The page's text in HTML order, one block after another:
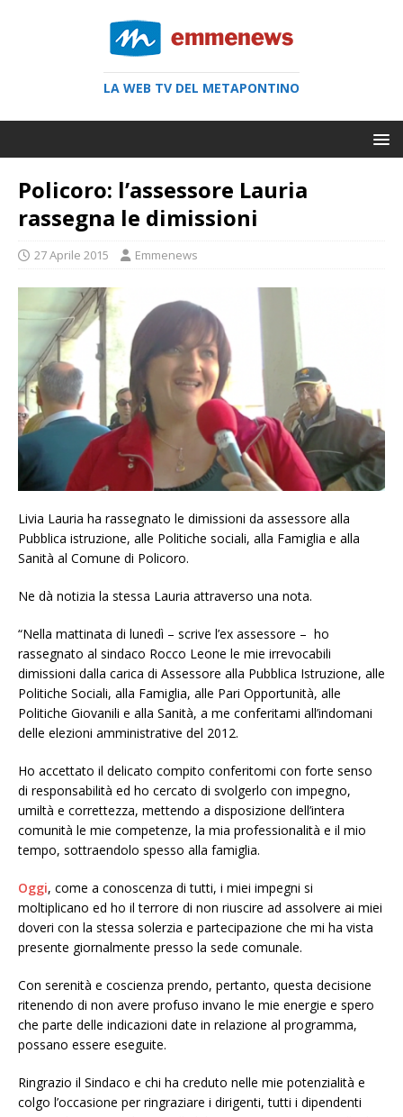
LA WEB TV DEL METAPONTINO
Policoro: l’assessore Lauria
rassegna le dimissioni
27 Aprile 2015 Emmenews
Livia Lauria ha rassegnato le dimissioni da assessore alla
Pubblica istruzione, alle Politiche sociali, alla Famiglia e alla
Sanità al Comune di Policoro.
Ne dà notizia la stessa Lauria attraverso una nota.
“Nella mattinata di lunedì – scrive l’ex assessore – ho
rassegnato al sindaco Rocco Leone le mie irrevocabili
dimissioni dalla carica di Assessore alla Pubblica Istruzione, alle
Politiche Sociali, alla Famiglia, alle Pari Opportunità, alle
Politiche Giovanili e alla Sanità, a me conferitami all’indomani
delle elezioni amministrative del 2012.
Ho accettato il delicato compito conferitomi con forte senso
di responsabilità ed ho cercato di svolgerlo con impegno,
umiltà e correttezza, mettendo a disposizione dell’intera
comunità le mie competenze, la mia professionalità e il mio
tempo, sottraendolo spesso alla famiglia.
Oggi, come a conoscenza di tutti, i miei impegni si
moltiplicano ed ho il terrore di non riuscire ad assolvere ai miei
doveri con la stessa solerzia e partecipazione che mi ha vista
presente giornalmente presso la sede comunale.
Con serenità e coscienza prendo, pertanto, questa decisione
ritenendo di non avere profuso invano le mie energie e spero
che parte delle indicazioni date in relazione al programma,
possano essere eseguite.
Ringrazio il Sindaco e chi ha creduto nelle mie potenzialità e
colgo l’occasione per ringraziare i dirigenti, tutti i dipendenti